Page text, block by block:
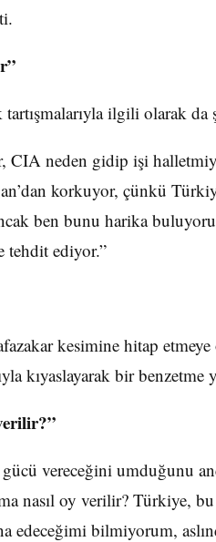
ilgili olarak da
CIA neden gidip işi
korkuyor, çünkü
ben bunu harika
tehdit ediyor.”
kesimine hitap
kıyaslayarak bir benzetme
vereceğini umduğunu
nasıl oy verilir? Türkiye,
edeceğimi bilmiyorum,